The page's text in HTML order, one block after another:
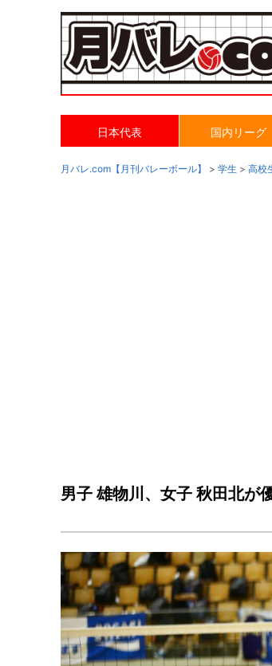
日本代表 国内リーグ
月バレ.com【月刊バレーボール】 > 学生 > 高校
男子 雄物川、女子 秋田北が